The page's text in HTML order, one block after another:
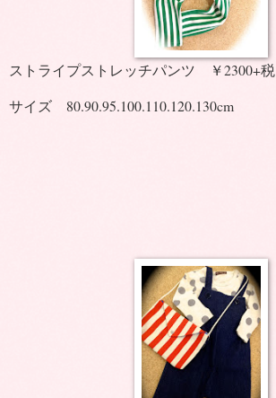
ストライプストレッチパンツ ￥2300+税
サイズ 80.90.95.100.110.120.130cm